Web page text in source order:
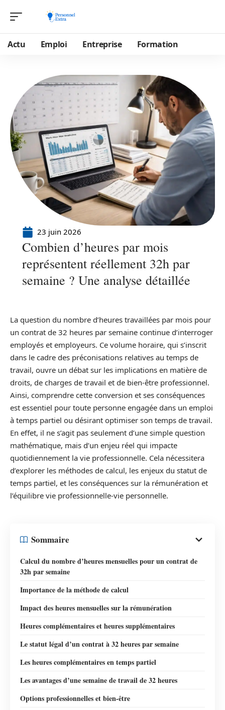
Actu Emploi Entreprise Formation
23 juin 2026
Combien d’heures par mois
représentent réellement 32h par
semaine ? Une analyse détaillée
La question du nombre d’heures travaillées par mois pour
un contrat de 32 heures par semaine continue d’interroger
employés et employeurs. Ce volume horaire, qui s’inscrit
dans le cadre des préconisations relatives au temps de
travail, ouvre un débat sur les implications en matière de
droits, de charges de travail et de bien-être professionnel.
Ainsi, comprendre cette conversion et ses conséquences
est essentiel pour toute personne engagée dans un emploi
à temps partiel ou désirant optimiser son temps de travail.
En effet, il ne s’agit pas seulement d’une simple question
mathématique, mais d’un enjeu réel qui impacte
quotidiennement la vie professionnelle. Cela nécessitera
d’explorer les méthodes de calcul, les enjeux du statut de
temps partiel, et les conséquences sur la rémunération et
l’équilibre vie professionnelle-vie personnelle.
Sommaire
Calcul du nombre d’heures mensuelles pour un contrat de
32h par semaine
Importance de la méthode de calcul
Impact des heures mensuelles sur la rémunération
Heures complémentaires et heures supplémentaires
Le statut légal d’un contrat à 32 heures par semaine
Les heures complémentaires en temps partiel
Les avantages d’une semaine de travail de 32 heures
Options professionnelles et bien-être